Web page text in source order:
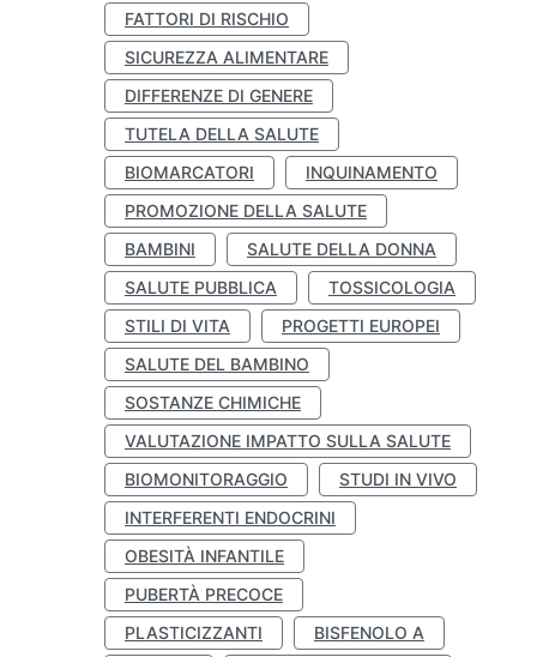
FATTORI DI RISCHIO
SICUREZZA ALIMENTARE
DIFFERENZE DI GENERE
TUTELA DELLA SALUTE
BIOMARCATORI
INQUINAMENTO
PROMOZIONE DELLA SALUTE
BAMBINI
SALUTE DELLA DONNA
SALUTE PUBBLICA
TOSSICOLOGIA
STILI DI VITA
PROGETTI EUROPEI
SALUTE DEL BAMBINO
SOSTANZE CHIMICHE
VALUTAZIONE IMPATTO SULLA SALUTE
BIOMONITORAGGIO
STUDI IN VIVO
INTERFERENTI ENDOCRINI
OBESITÀ INFANTILE
PUBERTÀ PRECOCE
PLASTICIZZANTI
BISFENOLO A